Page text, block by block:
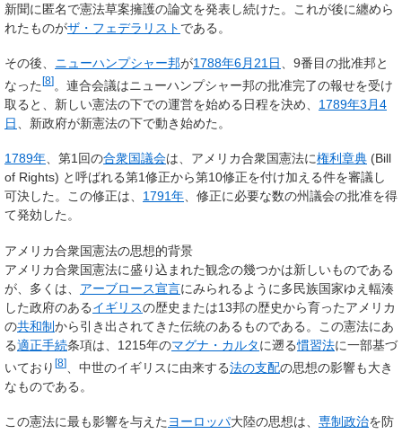
新聞に匿名で憲法草案擁護の論文を発表し続けた。これが後に纏めら
れたものがザ・フェデラリスト である。
その後、 ニューハンプシャー邦が1788年6月21日
、9番目の批准邦と
なった [8] 。連合会議はニューハンプシャー邦の批准完了の報せを受け
取ると、新しい憲法の下での運営を始める日程を決め、 1789年3月4
日
、新政府が新憲法の下で動き始めた。
1789年、第1回の合衆国議会は、アメリカ合衆国憲法に権利章典 (Bill
of Rights) と呼ばれる第1修正から第10修正を付け加える件を審議し
可決した。この修正は、 1791年、修正に必要な数の州議会の批准を得
て発効した。
アメリカ合衆国憲法の思想的背景
アメリカ合衆国憲法に盛り込まれた観念の幾つかは新しいものである
が、多くは、 アーブロース宣言にみられるように多民族国家ゆえ輻湊
した政府のあるイギリスの歴史または13邦の歴史から育ったアメリカ
の共和制から引き出されてきた伝統のあるものである。この憲法にあ
る適正手続条項は、1215年のマグナ・カルタに遡る慣習法に一部基づ
いており [8] 、中世のイギリスに由来する法の支配の思想の影響も大き
なものである。
この憲法に最も影響を与えた ヨーロッパ大陸の思想は、 専制政治を防